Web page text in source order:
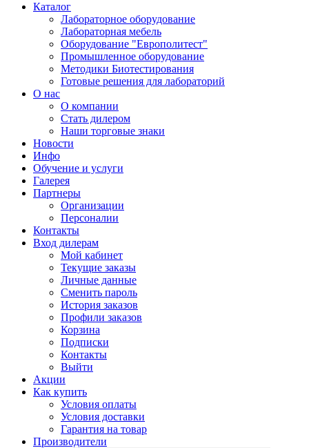
Каталог
Лабораторное оборудование
Лабораторная мебель
Оборудование "Европолитест"
Промышленное оборудование
Методики Биотестирования
Готовые решения для лабораторий
О нас
О компании
Стать дилером
Наши торговые знаки
Новости
Инфо
Обучение и услуги
Галерея
Партнеры
Организации
Персоналии
Контакты
Вход дилерам
Мой кабинет
Текущие заказы
Личные данные
Сменить пароль
История заказов
Профили заказов
Корзина
Подписки
Контакты
Выйти
Акции
Как купить
Условия оплаты
Условия доставки
Гарантия на товар
Производители